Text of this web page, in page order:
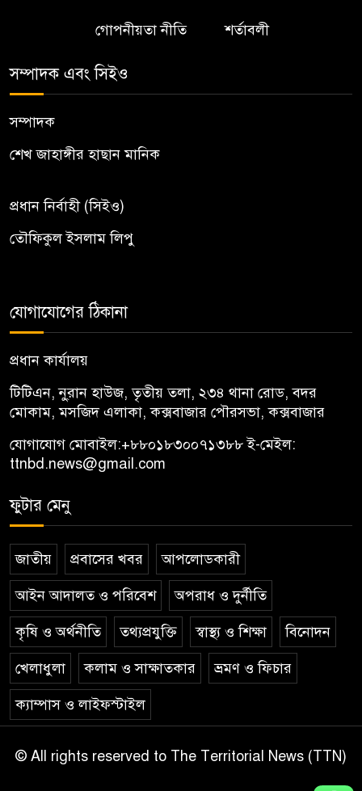
গোপনীয়তা নীতি শর্তাবলী
সম্পাদক এবং সিইও
সম্পাদক
শেখ জাহাঙ্গীর হাছান মানিক
প্রধান নির্বাহী (সিইও)
তৌফিকুল ইসলাম লিপু
যোগাযোগের ঠিকানা
প্রধান কার্যালয়
টিটিএন, নু্রান হাউজ, তৃতীয় তলা, ২৩৪ থানা রোড, বদর
মোকাম, মসজিদ এলাকা, কক্সবাজার পৌরসভা, কক্সবাজার
যোগাযোগ মোবাইল:+৮৮০১৮৩০০৭১৩৮৮ই-মেইল:
ttnbd.news@gmail.com
ফুটার মেনু
জাতীয় প্রবাসের খবর আপলোডকারী
আইন আদালত ও পরিবেশ অপরাধ ও দুর্নীতি
কৃষি ও অর্থনীতি তথ্যপ্রযুক্তি স্বাস্থ্য ও শিক্ষা বিনোদন
খেলাধুলা কলাম ও সাক্ষাতকার ভ্রমণ ও ফিচার
ক্যাম্পাস ও লাইফস্টাইল
© All rights reserved to The Territorial News (TTN)